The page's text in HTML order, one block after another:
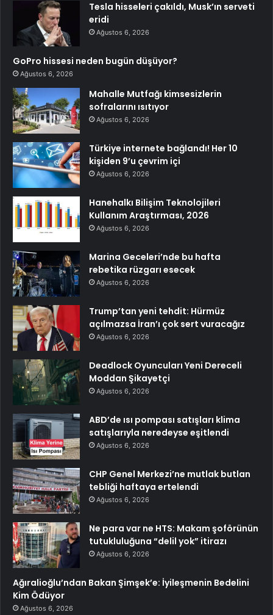
Tesla hisseleri çakıldı, Musk’ın serveti
eridi
Ağustos 6, 2026
GoPro hissesi neden bugün düşüyor?
Ağustos 6, 2026
Mahalle Mutfağı kimsesizlerin
sofralarını ısıtıyor
Ağustos 6, 2026
Türkiye internete bağlandı! Her 10
kişiden 9’u çevrim içi
Ağustos 6, 2026
Hanehalkı Bilişim Teknolojileri
Kullanım Araştırması, 2026
Ağustos 6, 2026
Marina Geceleri’nde bu hafta
rebetika rüzgarı esecek
Ağustos 6, 2026
Trump’tan yeni tehdit: Hürmüz
açılmazsa İran’ı çok sert vuracağız
Ağustos 6, 2026
Deadlock Oyuncuları Yeni Dereceli
Moddan Şikayetçi
Ağustos 6, 2026
ABD’de ısı pompası satışları klima
satışlarıyla neredeyse eşitlendi
Ağustos 6, 2026
CHP Genel Merkezi’ne mutlak butlan
tebliği haftaya ertelendi
Ağustos 6, 2026
Ne para var ne HTS: Makam şoförünün
tutukluluğuna “delil yok” itirazı
Ağustos 6, 2026
Ağıralioğlu’ndan Bakan Şimşek’e: İyileşmenin Bedelini
Kim Ödüyor
Ağustos 6, 2026